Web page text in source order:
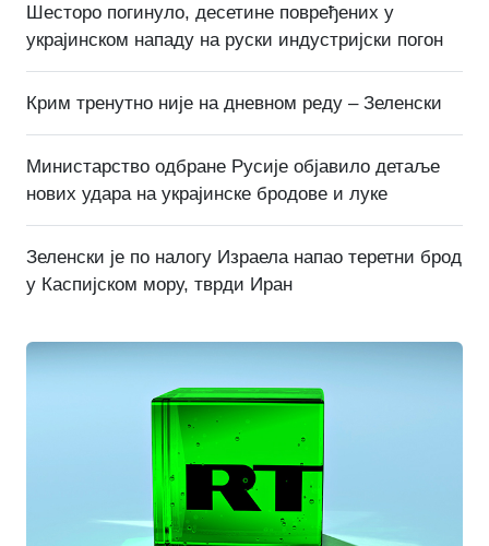
Шесторо погинуло, десетине повређених у
украјинском нападу на руски индустријски погон
Крим тренутно није на дневном реду – Зеленски
Министарство одбране Русије објавило детаље
нових удара на украјинске бродове и луке
Зеленски је по налогу Израела напао теретни брод
у Каспијском мору, тврди Иран